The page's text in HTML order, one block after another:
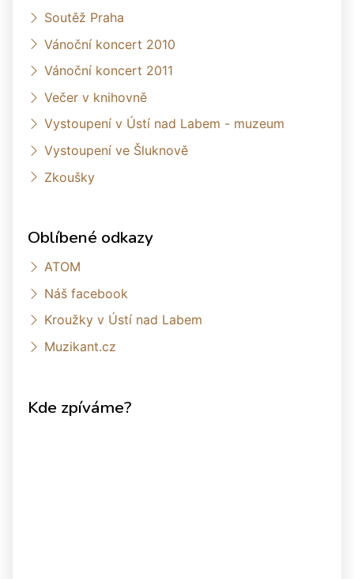
Soutěž Praha
Vánoční koncert 2010
Vánoční koncert 2011
Večer v knihovně
Vystoupení v Ústí nad Labem - muzeum
Vystoupení ve Šluknově
Zkoušky
Oblíbené odkazy
ATOM
Náš facebook
Kroužky v Ústí nad Labem
Muzikant.cz
Kde zpíváme?